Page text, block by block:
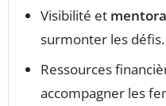
Visibilité et
surmonter les défis.
Ressources
accompagner les